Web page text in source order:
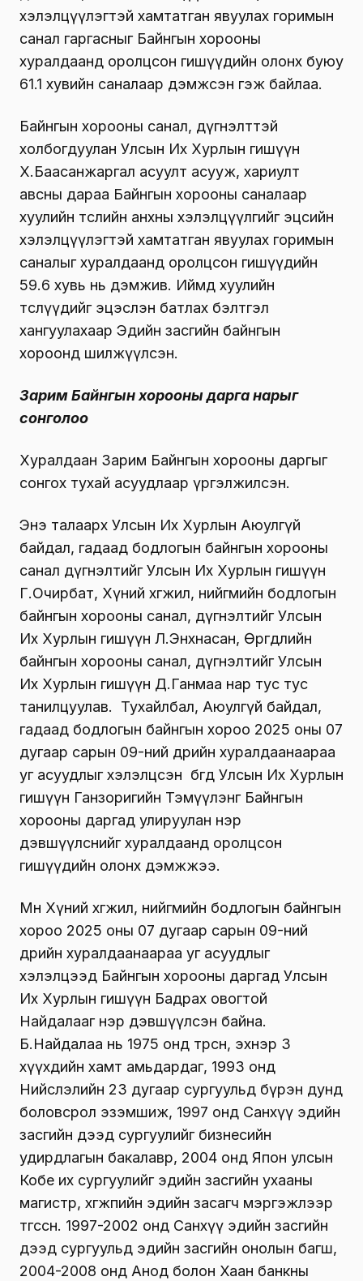
хэлэлцүүлэгтэй хамтатган явуулах горимын
санал гаргасныг Байнгын хорооны
хуралдаанд оролцсон гишүүдийн олонх буюу
61.1 хувийн саналаар дэмжсэн гэж байлаа.
Байнгын хорооны санал, дүгнэлттэй
холбогдуулан Улсын Их Хурлын гишүүн
Х.Баасанжаргал асуулт асууж, хариулт
авсны дараа Байнгын хорооны саналаар
хуулийн төслийн анхны хэлэлцүүлгийг эцсийн
хэлэлцүүлэгтэй хамтатган явуулах горимын
саналыг хуралдаанд оролцсон гишүүдийн
59.6 хувь нь дэмжив. Иймд хуулийн
төслүүдийг эцэслэн батлах бэлтгэл
хангуулахаар Эдийн засгийн байнгын
хороонд шилжүүлсэн.
Зарим Байнгын хорооны дарга нарыг
сонголоо
Хуралдаан Зарим Байнгын хорооны даргыг
сонгох тухай асуудлаар үргэлжилсэн.
Энэ талаарх Улсын Их Хурлын Аюулгүй
байдал, гадаад бодлогын байнгын хорооны
санал дүгнэлтийг Улсын Их Хурлын гишүүн
Г.Очирбат, Хүний хөгжил, нийгмийн бодлогын
байнгын хорооны санал, дүгнэлтийг Улсын
Их Хурлын гишүүн Л.Энхнасан, Өргөдлийн
байнгын хорооны санал, дүгнэлтийг Улсын
Их Хурлын гишүүн Д.Ганмаа нар тус тус
танилцуулав. Тухайлбал, Аюулгүй байдал,
гадаад бодлогын байнгын хороо 2025 оны 07
дугаар сарын 09-ний өдрийн хуралдаанаараа
уг асуудлыг хэлэлцсэн бөгөөд Улсын Их Хурлын
гишүүн Ганзоригийн Тэмүүлэнг Байнгын
хорооны даргад улируулан нэр
дэвшүүлснийг хуралдаанд оролцсон
гишүүдийн олонх дэмжжээ.
Мөн Хүний хөгжил, нийгмийн бодлогын байнгын
хороо 2025 оны 07 дугаар сарын 09-ний
өдрийн хуралдаанаараа уг асуудлыг
хэлэлцээд Байнгын хорооны даргад Улсын
Их Хурлын гишүүн Бадрах овогтой
Найдалааг нэр дэвшүүлсэн байна.
Б.Найдалаа нь 1975 онд төрсөн, эхнэр 3
хүүхдийн хамт амьдардаг, 1993 онд
Нийслэлийн 23 дугаар сургуульд бүрэн дунд
боловсрол эзэмшиж, 1997 онд Санхүү эдийн
засгийн дээд сургуулийг бизнесийн
удирдлагын бакалавр, 2004 онд Япон улсын
Кобе их сургуулийг эдийн засгийн ухааны
магистр, хөгжпийн эдийн засагч мэргэжлээр
төгссөн. 1997-2002 онд Санхүү эдийн засгийн
дээд сургуульд эдийн засгийн онолын багш,
2004-2008 онд Анод болон Хаан банкны